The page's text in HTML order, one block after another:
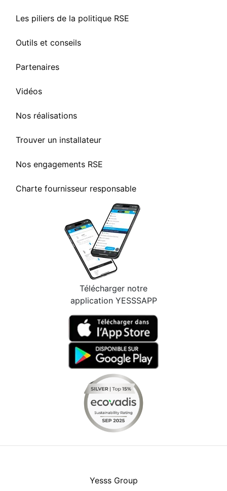
Les piliers de la politique RSE
Outils et conseils
Partenaires
Vidéos
Nos réalisations
Trouver un installateur
Nos engagements RSE
Charte fournisseur responsable
Télécharger notre
application YESSSAPP
Yesss Group